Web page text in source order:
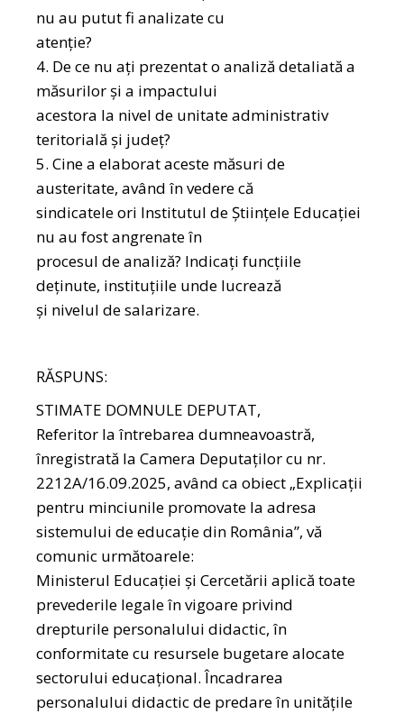
nu au putut fi analizate cu
atenție?
4. De ce nu ați prezentat o analiză detaliată a
măsurilor și a impactului
acestora la nivel de unitate administrativ
teritorială și județ?
5. Cine a elaborat aceste măsuri de
austeritate, având în vedere că
sindicatele ori Institutul de Științele Educației
nu au fost angrenate în
procesul de analiză? Indicați funcțiile
deținute, instituțiile unde lucrează
și nivelul de salarizare.
RĂSPUNS:
STIMATE DOMNULE DEPUTАТ,
Referitor la întrebarea dumneavoastră,
înregistrată la Camera Deputaților cu nr.
2212A/16.09.2025, având ca obiect „Explicații
pentru minciunile promovate la adresa
sistemului de educație din România”, vă
comunic următoarele:
Ministerul Educației şi Cercetării aplică toate
prevederile legale în vigoare privind
drepturile personalului didactic, în
conformitate cu resursele bugetare alocate
sectorului educațional. Încadrarea
personalului didactic de predare în unitățile